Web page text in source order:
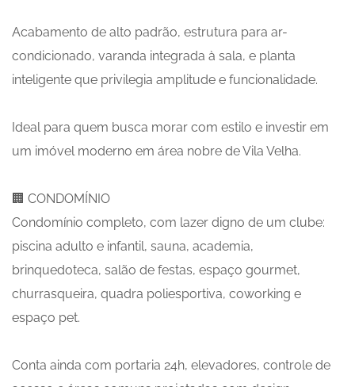
Acabamento de alto padrão, estrutura para ar-
condicionado, varanda integrada à sala, e planta
inteligente que privilegia amplitude e funcionalidade.
Ideal para quem busca morar com estilo e investir em
um imóvel moderno em área nobre de Vila Velha.
🏢 CONDOMÍNIO
Condomínio completo, com lazer digno de um clube:
piscina adulto e infantil, sauna, academia,
brinquedoteca, salão de festas, espaço gourmet,
churrasqueira, quadra poliesportiva, coworking e
espaço pet.
Conta ainda com portaria 24h, elevadores, controle de